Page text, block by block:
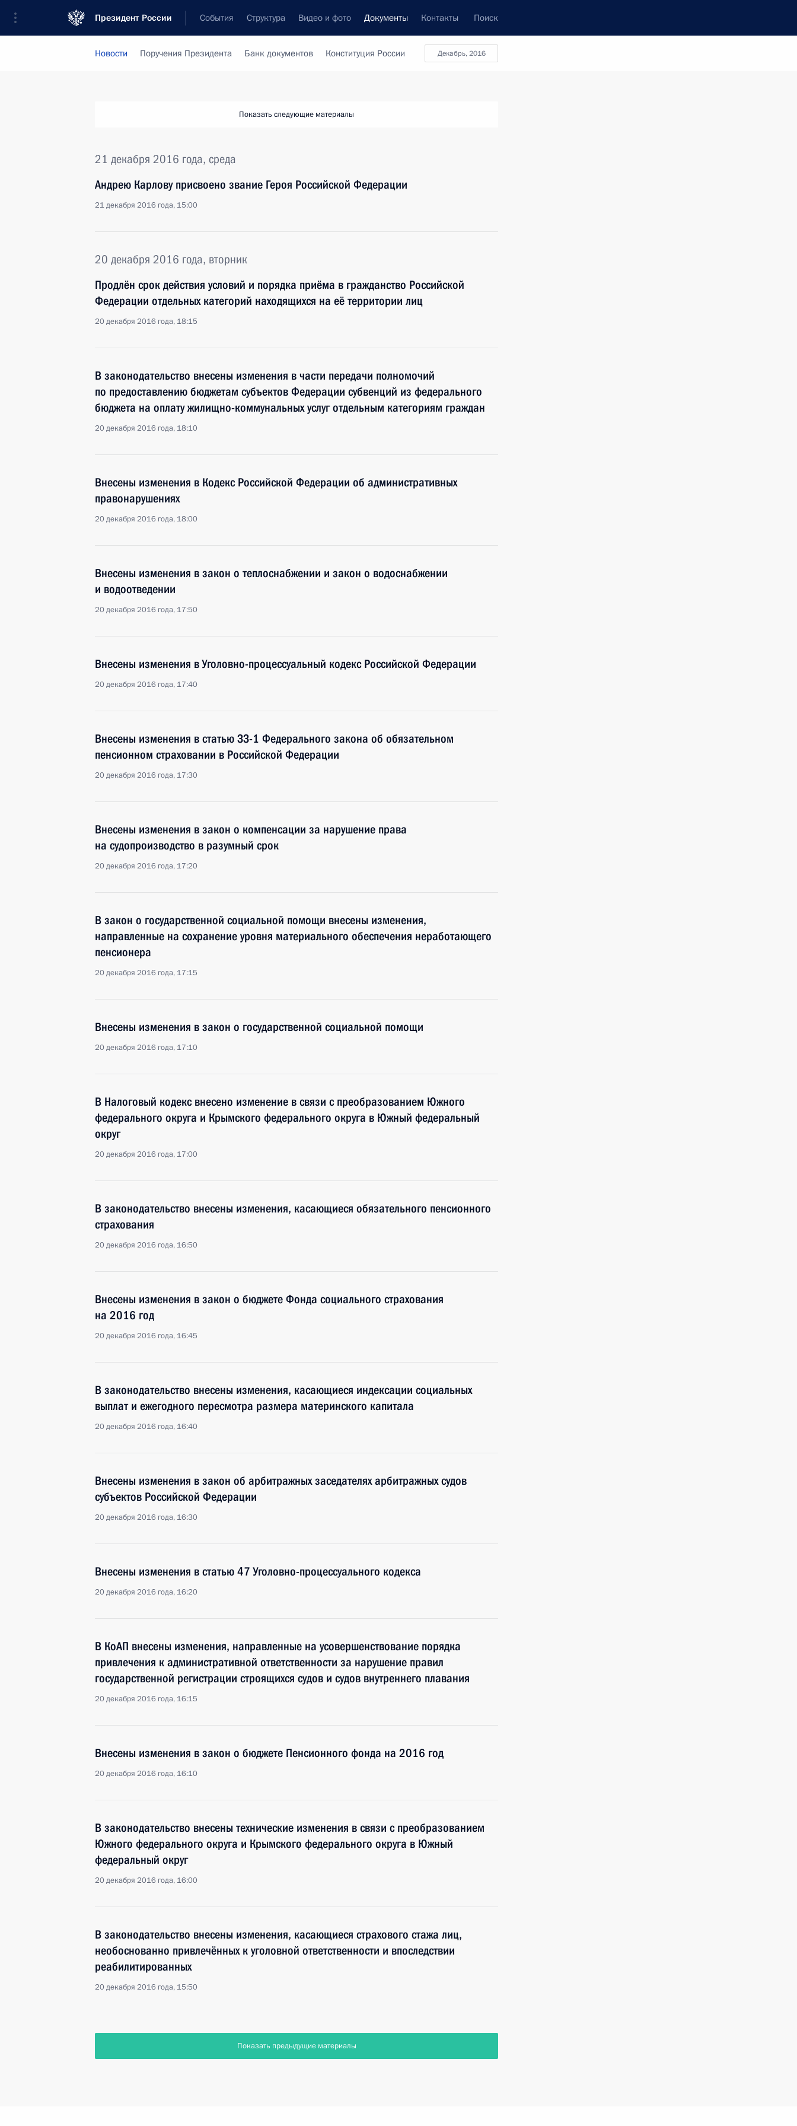
Президент России События Структура Видео и фото Документы Контакты Поиск
декабрь, 2016
Новости Поручения Президента Банк документов Конституция России
Показать следующие материалы
21 декабря 2016 года, среда
Андрею Карлову присвоено звание Героя Российской Федерации
21 декабря 2016 года, 15:00
20 декабря 2016 года, вторник
Продлён срок действия условий и порядка приёма в гражданство Российской
Федерации отдельных категорий находящихся на её территории лиц
20 декабря 2016 года, 18:15
В законодательство внесены изменения в части передачи полномочий
по предоставлению бюджетам субъектов Федерации субвенций из федерального
бюджета на оплату жилищно-коммунальных услуг отдельным категориям граждан
20 декабря 2016 года, 18:10
Внесены изменения в Кодекс Российской Федерации об административных
правонарушениях
20 декабря 2016 года, 18:00
Внесены изменения в закон о теплоснабжении и закон о водоснабжении
и водоотведении
20 декабря 2016 года, 17:50
Внесены изменения в Уголовно-процессуальный кодекс Российской Федерации
20 декабря 2016 года, 17:40
Внесены изменения в статью ЗЗ-1 Федерального закона об обязательном
пенсионном страховании в Российской Федерации
20 декабря 2016 года, 17:30
Внесены изменения в закон о компенсации за нарушение права
на судопроизводство в разумный срок
20 декабря 2016 года, 17:20
В закон о государственной социальной помощи внесены изменения,
направленные на сохранение уровня материального обеспечения неработающего
пенсионера
20 декабря 2016 года, 17:15
Внесены изменения в закон о государственной социальной помощи
20 декабря 2016 года, 17:10
В Налоговый кодекс внесено изменение в связи с преобразованием Южного
федерального округа и Крымского федерального округа в Южный федеральный
округ
20 декабря 2016 года, 17:00
В законодательство внесены изменения, касающиеся обязательного пенсионного
страхования
20 декабря 2016 года, 16:50
Внесены изменения в закон о бюджете Фонда социального страхования
на 2016 год
20 декабря 2016 года, 16:45
В законодательство внесены изменения, касающиеся индексации социальных
выплат и ежегодного пересмотра размера материнского капитала
20 декабря 2016 года, 16:40
Внесены изменения в закон об арбитражных заседателях арбитражных судов
субъектов Российской Федерации
20 декабря 2016 года, 16:30
Внесены изменения в статью 47 Уголовно-процессуального кодекса
20 декабря 2016 года, 16:20
В КоАП внесены изменения, направленные на усовершенствование порядка
привлечения к административной ответственности за нарушение правил
государственной регистрации строящихся судов и судов внутреннего плавания
20 декабря 2016 года, 16:15
Внесены изменения в закон о бюджете Пенсионного фонда на 2016 год
20 декабря 2016 года, 16:10
В законодательство внесены технические изменения в связи с преобразованием
Южного федерального округа и Крымского федерального округа в Южный
федеральный округ
20 декабря 2016 года, 16:00
В законодательство внесены изменения, касающиеся страхового стажа лиц,
необоснованно привлечённых к уголовной ответственности и впоследствии
реабилитированных
20 декабря 2016 года, 15:50
Показать предыдущие материалы